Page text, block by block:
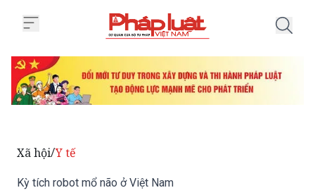
Xã hội/Y tế
Kỳ tích robot mổ não ở Việt Nam